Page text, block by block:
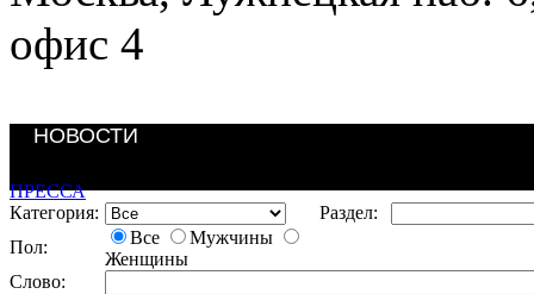
офис 4
НОВОСТИ
ПРЕССА
Категория:
Раздел:
Пол:
Все
Мужчины
Женщины
Слово: